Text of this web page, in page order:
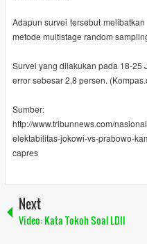
Adapun survei tersebut
metode multistage random
Survei yang dilakukan pada 18-25
error sebesar 2,8 persen.
Sumber:
http://www.tribunnews.com/
elektabilitas-jokowi-vs-prabowo-
capres
Next
Video: Kata Tokoh Soal LDII